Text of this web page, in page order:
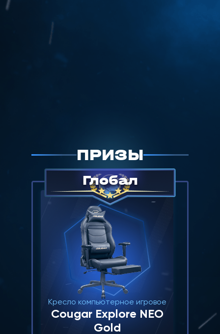
ПРИЗЫ
Глобал
Кресло компьютерное игровое
Cougar Explore NEO
Gold